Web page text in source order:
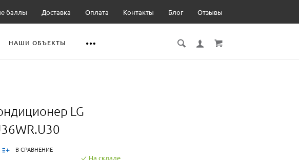
баллы Доставка Оплата Контакты Блог Отзывы
НАШИ ОБЪЕКТЫ
LG
В СРАВНЕНИЕ
На складе